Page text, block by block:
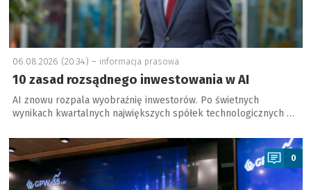
06.08.2026 (20:34) – informacja prasowa
10 zasad rozsądnego inwestowania w AI
AI znowu rozpala wyobraźnię inwestorów. Po świetnych
wynikach kwartalnych największych spółek technologicznych …
a
0